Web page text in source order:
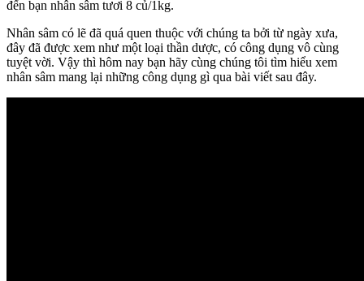
đến bạn nhân sâm tươi 8 củ/1kg.
Nhân sâm có lẽ đã quá quen thuộc với chúng ta bởi từ ngày xưa,
đây đã được xem như một loại thần dược, có công dụng vô cùng
tuyệt vời. Vậy thì hôm nay bạn hãy cùng chúng tôi tìm hiểu xem
nhân sâm mang lại những công dụng gì qua bài viết sau đây.